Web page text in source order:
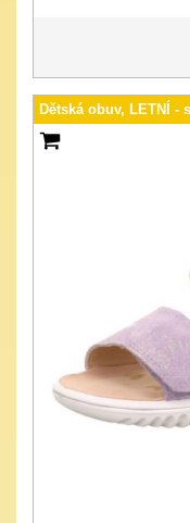
Dětská obuv, LETNÍ -